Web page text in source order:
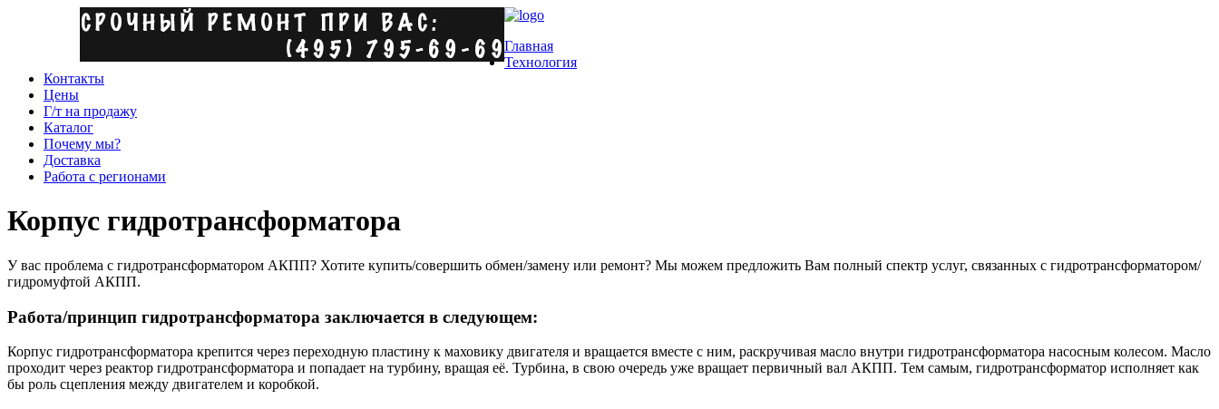
Главная
Технология
Контакты
Цены
Г/т на продажу
Каталог
Почему мы?
Доставка
Работа с регионами
Корпус гидротрансформатора
У вас проблема с гидротрансформатором АКПП? Хотите купить/совершить обмен/замену или ремонт? Мы можем предложить Вам полный спектр услуг, связанных с гидротрансформатором/
гидромуфтой АКПП.
Работа/принцип гидротрансформатора заключается в следующем:
Корпус гидротрансформатора крепится через переходную пластину к маховику двигателя и вращается вместе с ним, раскручивая масло внутри гидротрансформатора насосным колесом. Масло
проходит через реактор гидротрансформатора и попадает на турбину, вращая её. Турбина, в свою очередь уже вращает первичный вал АКПП. Тем самым, гидротрансформатор исполняет как
бы роль сцепления между двигателем и коробкой.